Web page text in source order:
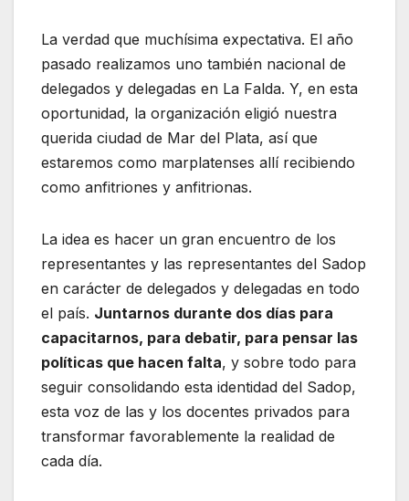
La verdad que muchísima expectativa. El año
pasado realizamos uno también nacional de
delegados y delegadas en La Falda. Y, en esta
oportunidad, la organización eligió nuestra
querida ciudad de Mar del Plata, así que
estaremos como marplatenses allí recibiendo
como anfitriones y anfitrionas.
La idea es hacer un gran encuentro de los
representantes y las representantes del Sadop
en carácter de delegados y delegadas en todo
el país. Juntarnos durante dos días para
capacitarnos, para debatir, para pensar las
políticas que hacen falta, y sobre todo para
seguir consolidando esta identidad del Sadop,
esta voz de las y los docentes privados para
transformar favorablemente la realidad de
cada día.